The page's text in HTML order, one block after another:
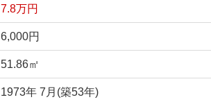
7.8万円
6,000円
51.86㎡
1973年 7月(築53年)